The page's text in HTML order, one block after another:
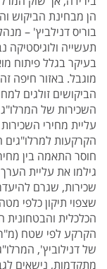
הן מבחינת הביקוש
בוריס דנילביץ' –
תעשייה ולוגיסטיקה
בעיקר בגלל פיתוח
מוגבל. באזור חיפה
הביקושים זולגים
עליית מחירי
הקרקעות למרלו"גים
חוסר התאמה בין
גילמו את עליית
שכירות, שגרם
שצפוי תיקון כלפי
הכלכלית
הקרקע לפי שטח (מ"ר/
של דנילוביץ',